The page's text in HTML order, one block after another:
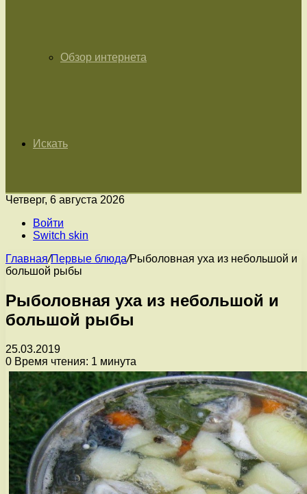
Обзор интернета
Искать
Четверг, 6 августа 2026
Войти
Switch skin
Главная/Первые блюда/Рыболовная уха из небольшой и
большой рыбы
Рыболовная уха из небольшой и
большой рыбы
25.03.2019
0 Время чтения: 1 минута